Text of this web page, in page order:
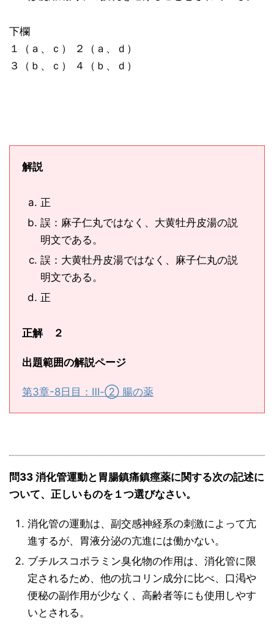
下欄
１（ａ、ｃ） ２（ａ、ｄ）
３（ｂ、ｃ） ４（ｂ、ｄ）
解説
正
誤：麻子仁丸ではなく、大黄牡丹皮湯の説
明文である。
誤：大黄牡丹皮湯ではなく、麻子仁丸の説
明文である。
正
正解 ２
出題範囲の解説ページ
第3章-8日目：Ⅲ-② 腸の薬
問33 消化管運動と胃腸鎮痛鎮痙薬に関する次の記述に
ついて、正しいものを１つ選びなさい。
消化管の運動は、副交感神経系の刺激によって亢
進するが、胃液分泌の亢進には働かない。
ブチルスコポラミン臭化物の作用は、消化管に限
定されるため、他の抗コリン成分に比べ、口渇や
便秘の副作用が少なく、高齢者等にも使用しやす
いとされる。